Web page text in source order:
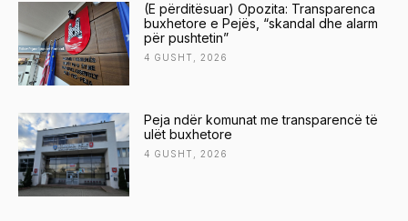
(E përditësuar) Opozita: Transparenca
buxhetore e Pejës, “skandal dhe alarm
për pushtetin”
4 GUSHT, 2026
Peja ndër komunat me transparencë të
ulët buxhetore
4 GUSHT, 2026